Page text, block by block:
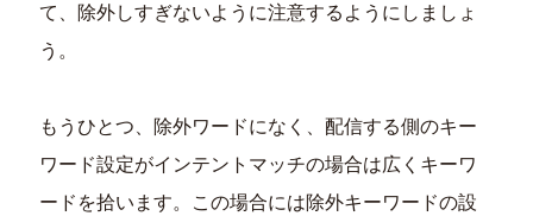
て、除外しすぎないように注意するようにしましょ
う。
もうひとつ、除外ワードになく、配信する側のキー
ワード設定がインテントマッチの場合は広くキーワ
ードを拾います。この場合には除外キーワードの設